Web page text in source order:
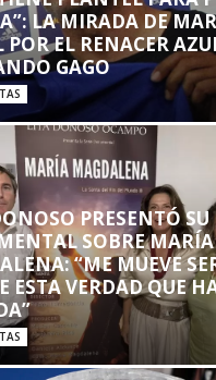
LA MIRADA DE
POR EL RENACER
GAGO
PRESENTÓ SU
SOBRE MARÍA
“ME MUEVE
ESTA VERDAD QUE